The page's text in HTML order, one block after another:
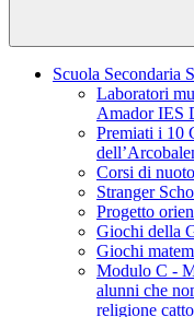
Scuola Secondaria
Laboratori
Amador IES
Premiati i 10
Corsi di nuoto
Stranger
Progetto
Giochi della
Giochi
Modulo C -
alunni che
religione